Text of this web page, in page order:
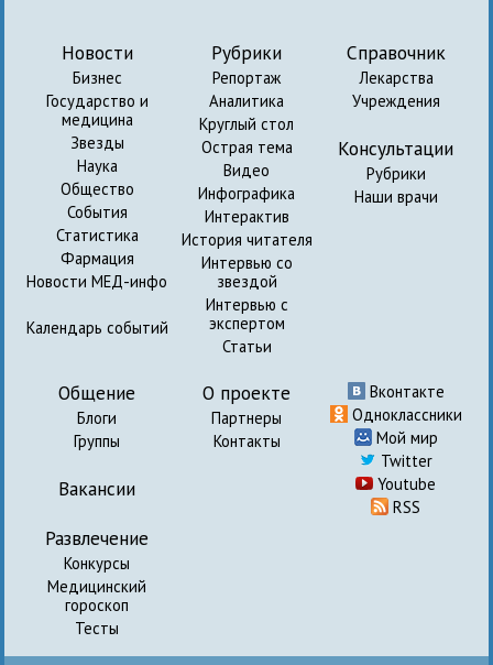
Новости
Бизнес
Государство и
медицина
Звезды
Наука
Общество
События
Статистика
Фармация
Новости МЕД-инфо
Календарь событий
Рубрики
Репортаж
Аналитика
Круглый стол
Острая тема
Видео
Инфографика
Интерактив
История читателя
Интервью со
звездой
Интервью с
экспертом
Статьи
Справочник
Лекарства
Учреждения
Консультации
Рубрики
Наши врачи
Общение
Блоги
Группы
Вакансии
Развлечение
Конкурсы
Медицинский
гороскоп
Тесты
О проекте
Партнеры
Контакты
Вконтакте
Одноклассники
Мой мир
Twitter
Youtube
RSS